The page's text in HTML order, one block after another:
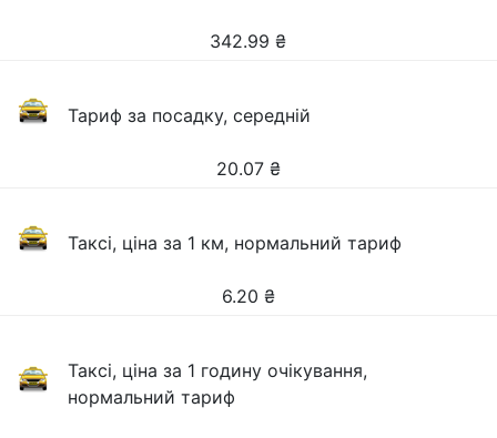
342.99 ₴
Тариф за посадку, середній
20.07 ₴
Таксі, ціна за 1 км, нормальний тариф
6.20 ₴
Таксі, ціна за 1 годину очікування,
нормальний тариф